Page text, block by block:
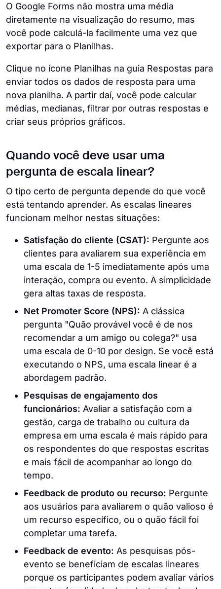
O Google Forms não mostra uma média
diretamente na visualização do resumo, mas
você pode calculá-la facilmente uma vez que
exportar para o Planilhas.
Clique no ícone Planilhas na guia Respostas para
enviar todos os dados de resposta para uma
nova planilha. A partir daí, você pode calcular
médias, medianas, filtrar por outras respostas e
criar seus próprios gráficos.
Quando você deve usar uma
pergunta de escala linear?
O tipo certo de pergunta depende do que você
está tentando aprender. As escalas lineares
funcionam melhor nestas situações:
Satisfação do cliente (CSAT): Pergunte aos
clientes para avaliarem sua experiência em
uma escala de 1-5 imediatamente após uma
interação, compra ou evento. A simplicidade
gera altas taxas de resposta.
Net Promoter Score (NPS): A clássica
pergunta "Quão provável você é de nos
recomendar a um amigo ou colega?" usa
uma escala de 0-10 por design. Se você está
executando o NPS, uma escala linear é a
abordagem padrão.
Pesquisas de engajamento dos
funcionários: Avaliar a satisfação com a
gestão, carga de trabalho ou cultura da
empresa em uma escala é mais rápido para
os respondentes do que respostas escritas
e mais fácil de acompanhar ao longo do
tempo.
Feedback de produto ou recurso: Pergunte
aos usuários para avaliarem o quão valioso é
um recurso específico, ou o quão fácil foi
completar uma tarefa.
Feedback de evento: As pesquisas pós-
evento se beneficiam de escalas lineares
porque os participantes podem avaliar vários